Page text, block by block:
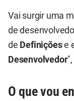
Vai surgir uma
de
de Definiçõese
Desenvolvedor
O que vou